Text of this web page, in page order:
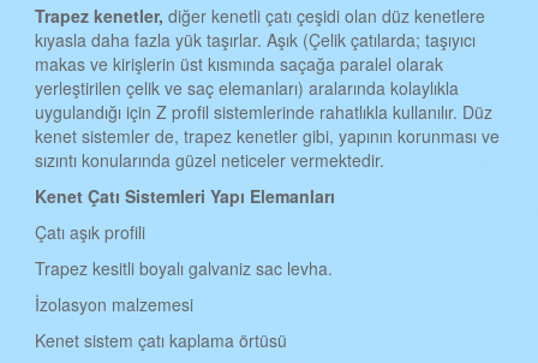
KARAMAN KENET ÇATI
KIRIKKALE KENET ÇATI
BATMAN KENET ÇATI
ŞIRNAK KENET ÇATI
ARDAHAN KENET ÇATI
IĞDIR KENET ÇATI
YALOVA KENET ÇATI
KARABÜK KENET ÇATI
Trapez kenetler,diğer kenetli çatı çeşidi olan düz kenetlere
kıyasla daha fazla yük taşırlar. Aşık (Çelik çatılarda; taşıyıcı
makas ve kirişlerin üst kısmında saçağa paralel olarak
yerleştirilen çelik ve saç elemanları) aralarında kolaylıkla
uygulandığı için Z profil sistemlerinde rahatlıkla kullanılır. Düz
kenet sistemler de, trapez kenetler gibi, yapının korunması ve
sızıntı konularında güzel neticeler vermektedir.
Kenet Çatı Sistemleri Yapı Elemanları
Çatı aşık profili
Trapez kesitli boyalı galvaniz sac levha.
İzolasyon malzemesi
Kenet sistem çatı kaplama örtüsü